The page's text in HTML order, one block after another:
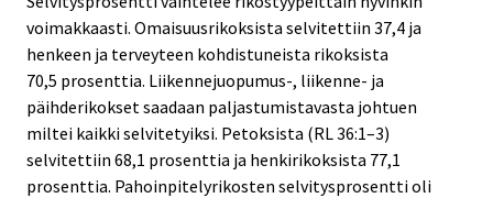
voimakkaasti. Omaisuusrikoksista selvitettiin 37,4 ja
henkeen ja terveyteen kohdistuneista rikoksista
70,5 prosenttia. Liikennejuopumus-, liikenne- ja
päihderikokset saadaan paljastumistavasta johtuen
miltei kaikki selvitetyiksi. Petoksista (RL 36:1–3)
selvitettiin 68,1 prosenttia ja henkirikoksista 77,1
prosenttia. Pahoinpitelyrikosten selvitysprosentti oli